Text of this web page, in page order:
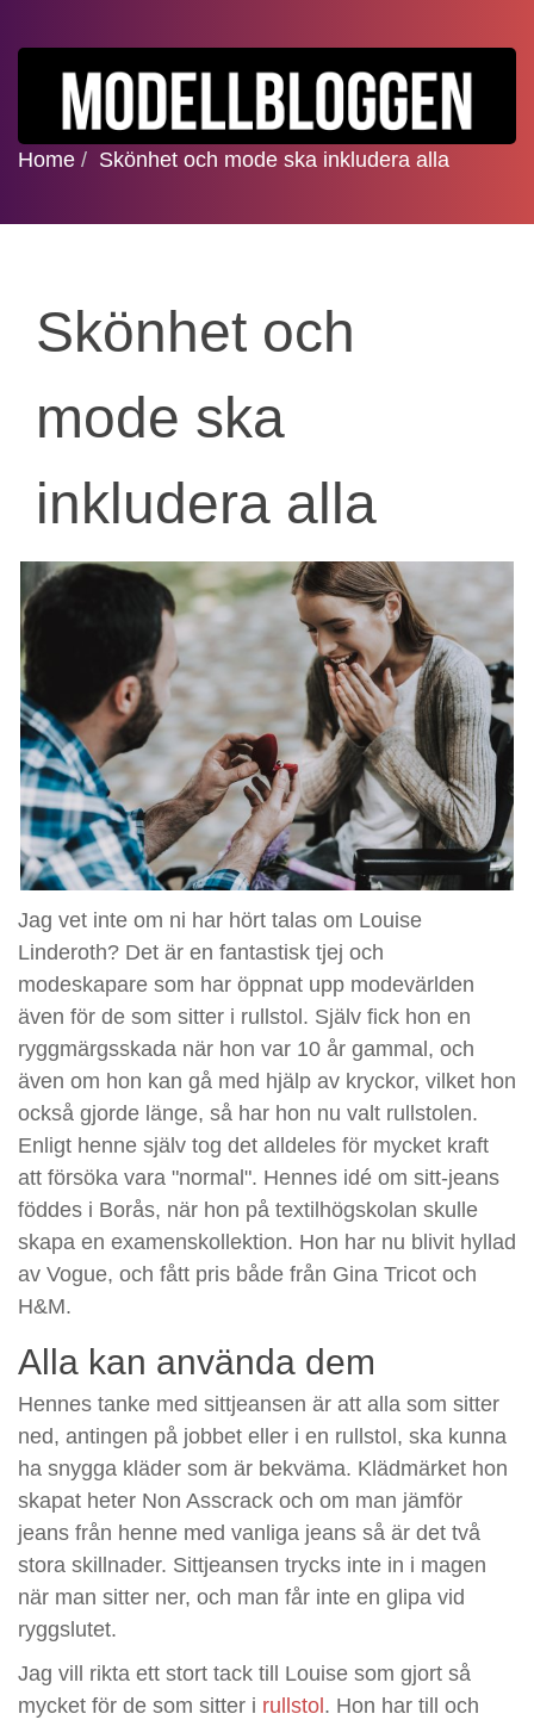
Home Skönhet och mode ska inkludera alla
Skönhet och
mode ska
inkludera alla
Jag vet inte om ni har hört talas om Louise
Linderoth? Det är en fantastisk tjej och
modeskapare som har öppnat upp modevärlden
även för de som sitter i rullstol. Själv fick hon en
ryggmärgsskada när hon var 10 år gammal, och
även om hon kan gå med hjälp av kryckor, vilket hon
också gjorde länge, så har hon nu valt rullstolen.
Enligt henne själv tog det alldeles för mycket kraft
att försöka vara "normal". Hennes idé om sitt-jeans
föddes i Borås, när hon på textilhögskolan skulle
skapa en examenskollektion. Hon har nu blivit hyllad
av Vogue, och fått pris både från Gina Tricot och
H&M.
Alla kan använda dem
Hennes tanke med sittjeansen är att alla som sitter
ned, antingen på jobbet eller i en rullstol, ska kunna
ha snygga kläder som är bekväma. Klädmärket hon
skapat heter Non Asscrack och om man jämför
jeans från henne med vanliga jeans så är det två
stora skillnader. Sittjeansen trycks inte in i magen
när man sitter ner, och man får inte en glipa vid
ryggslutet.
Jag vill rikta ett stort tack till Louise som gjort så
mycket för de som sitter i rullstol . Hon har till och